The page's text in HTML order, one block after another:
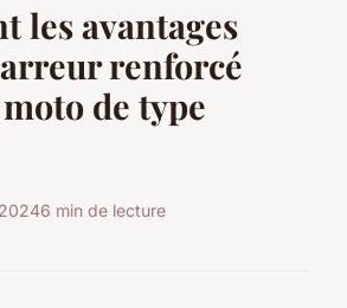
les avantages
renforcé
de type
6 min de lecture